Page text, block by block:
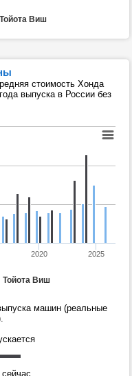
Тойота Виш
стоимость Хонда
выпуска в России без
Тойота Виш
2020 2025
машин (реальные